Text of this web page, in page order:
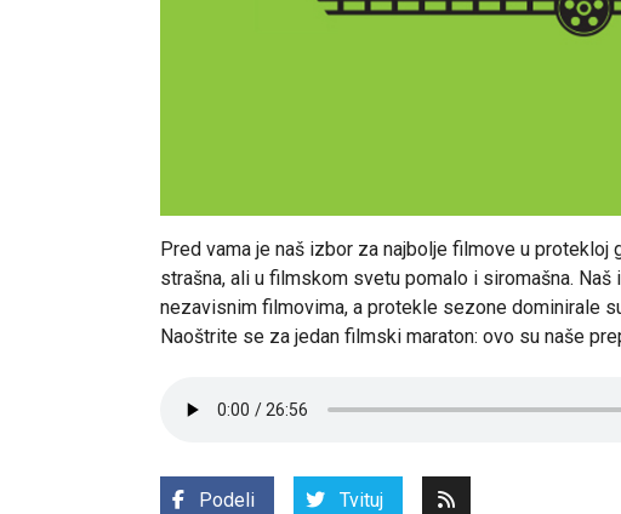
Pred vama je naš izbor za najbolje filmove u protekloj
strašna, ali u filmskom svetu pomalo i siromašna.
nezavisnim filmovima, a protekle sezone dominirale
Naoštrite se za jedan filmski maraton: ovo su naše
Podeli Tvituj